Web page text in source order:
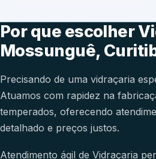
Por que escolher
Mossunguê,
Precisando de uma vidraçaria
Atuamos com rapidez na
temperados, oferecendo
detalhado e preços justos.
Atendimento ágil de Vidraçaria